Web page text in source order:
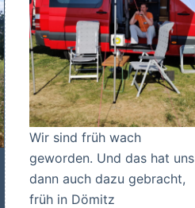
Wir sind früh wach
geworden. Und das hat uns
dann auch dazu gebracht,
früh in Dömitz